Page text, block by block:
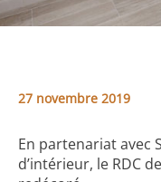
27 novembre 2019
En partenariat avec
d’intérieur, le RDC